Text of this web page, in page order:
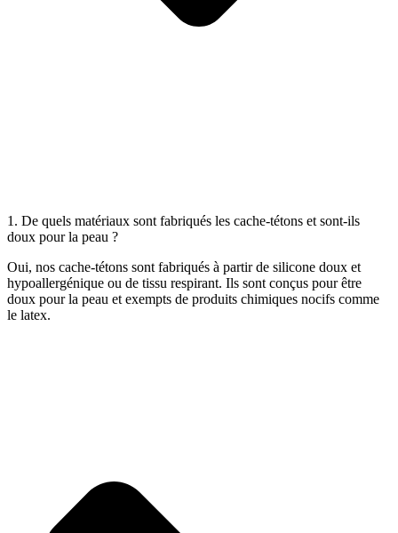
1. De quels matériaux sont fabriqués les cache-tétons et sont-ils
doux pour la peau ?
Oui, nos cache-tétons sont fabriqués à partir de silicone doux et
hypoallergénique ou de tissu respirant. Ils sont conçus pour être
doux pour la peau et exempts de produits chimiques nocifs comme
le latex.